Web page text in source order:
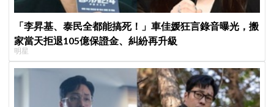
「李昇基、泰民全都能搞死！」車佳媛狂言錄音曝光，搬
家當天拒退105億保證金、糾紛再升級
明星